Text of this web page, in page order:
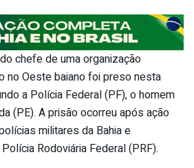
chefe de uma organização
no Oeste baiano foi preso nesta
a Polícia Federal (PF), o homem
(PE). A prisão ocorreu após ação
militares da Bahia e
Rodoviária Federal (PRF).